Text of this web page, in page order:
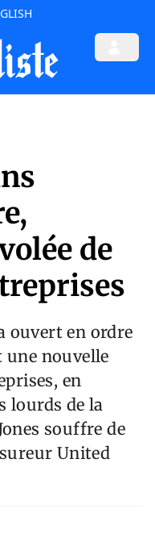
de
ouvert en ordre
une nouvelle
en
lourds de la
souffre de
United